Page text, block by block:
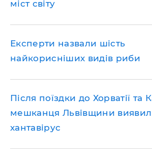
міст світу
Експерти назвали шість
найкорисніших видів риби
Після поїздки до Хорватії та
мешканця Львівщини
хантавірус